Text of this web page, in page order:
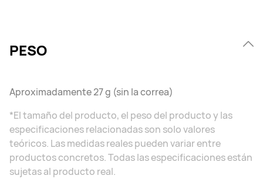
PESO
Aproximadamente 27 g (sin la correa)
*El tamaño del producto, el peso del producto y las
especificaciones relacionadas son solo valores
teóricos. Las medidas reales pueden variar entre
productos concretos. Todas las especificaciones están
sujetas al producto real.